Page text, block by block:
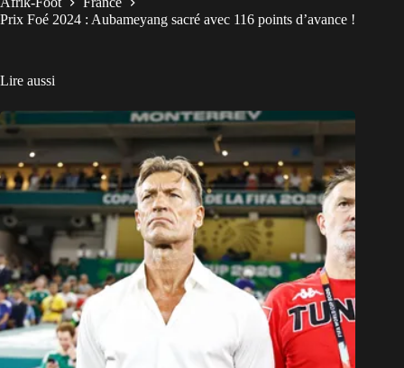
Prix Foé 2024 : Aubameyang sacré avec 116 points d’avance !
Lire aussi